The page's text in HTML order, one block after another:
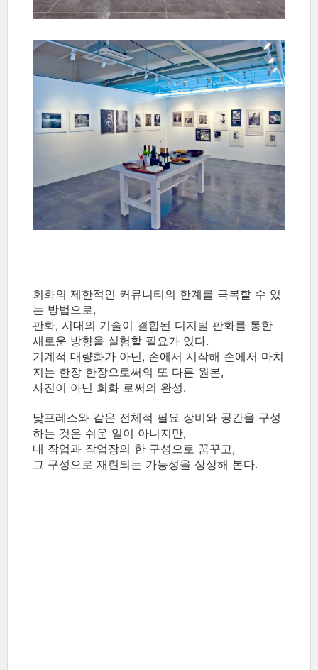
회화의 제한적인 커뮤니티의 한계를 극복할 수 있
는 방법으로,
판화, 시대의 기술이 결합된 디지털 판화를 통한
새로운 방향을 실험할 필요가 있다.
기계적 대량화가 아닌, 손에서 시작해 손에서 마쳐
지는 한장 한장으로써의 또 다른 원본,
사진이 아닌 회화 로써의 완성.
닻프레스와 같은 전체적 필요 장비와 공간을 구성
하는 것은 쉬운 일이 아니지만,
내 작업과 작업장의 한 구성으로 꿈꾸고,
그 구성으로 재현되는 가능성을 상상해 본다.